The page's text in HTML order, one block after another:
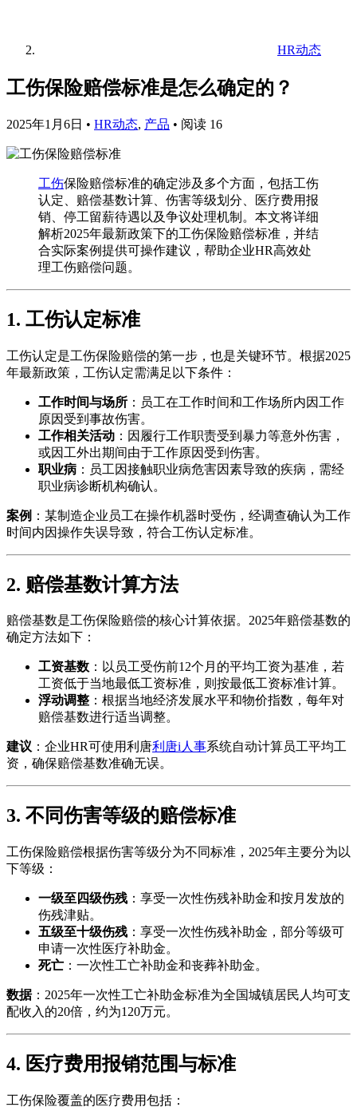
HR动态
工伤保险赔偿标准是怎么确定的？
2025年1月6日 • HR动态, 产品 • 阅读 16
工伤保险赔偿标准的确定涉及多个方面，包括工伤
认定、赔偿基数计算、伤害等级划分、医疗费用报
销、停工留薪待遇以及争议处理机制。本文将详细
解析2025年最新政策下的工伤保险赔偿标准，并结
合实际案例提供可操作建议，帮助企业HR高效处
理工伤赔偿问题。
1. 工伤认定标准
工伤认定是工伤保险赔偿的第一步，也是关键环节。根据2025
年最新政策，工伤认定需满足以下条件：
工作时间与场所 ：员工在工作时间和工作场所内因工作
原因受到事故伤害。
工作相关活动 ：因履行工作职责受到暴力等意外伤害，
或因工外出期间由于工作原因受到伤害。
职业病 ：员工因接触职业病危害因素导致的疾病，需经
职业病诊断机构确认。
案例 ：某制造企业员工在操作机器时受伤，经调查确认为工作
时间内因操作失误导致，符合工伤认定标准。
2. 赔偿基数计算方法
赔偿基数是工伤保险赔偿的核心计算依据。2025年赔偿基数的
确定方法如下：
工资基数 ：以员工受伤前12个月的平均工资为基准，若
工资低于当地最低工资标准，则按最低工资标准计算。
浮动调整 ：根据当地经济发展水平和物价指数，每年对
赔偿基数进行适当调整。
建议 ：企业HR可使用利唐利唐i人事系统自动计算员工平均工
资，确保赔偿基数准确无误。
3. 不同伤害等级的赔偿标准
工伤保险赔偿根据伤害等级分为不同标准，2025年主要分为以
下等级：
一级至四级伤残 ：享受一次性伤残补助金和按月发放的
伤残津贴。
五级至十级伤残 ：享受一次性伤残补助金，部分等级可
申请一次性医疗补助金。
死亡 ：一次性工亡补助金和丧葬补助金。
数据：2025年一次性工亡补助金标准为全国城镇居民人均可支
配收入的20倍，约为120万元。
4. 医疗费用报销范围与标准
工伤保险覆盖的医疗费用包括：